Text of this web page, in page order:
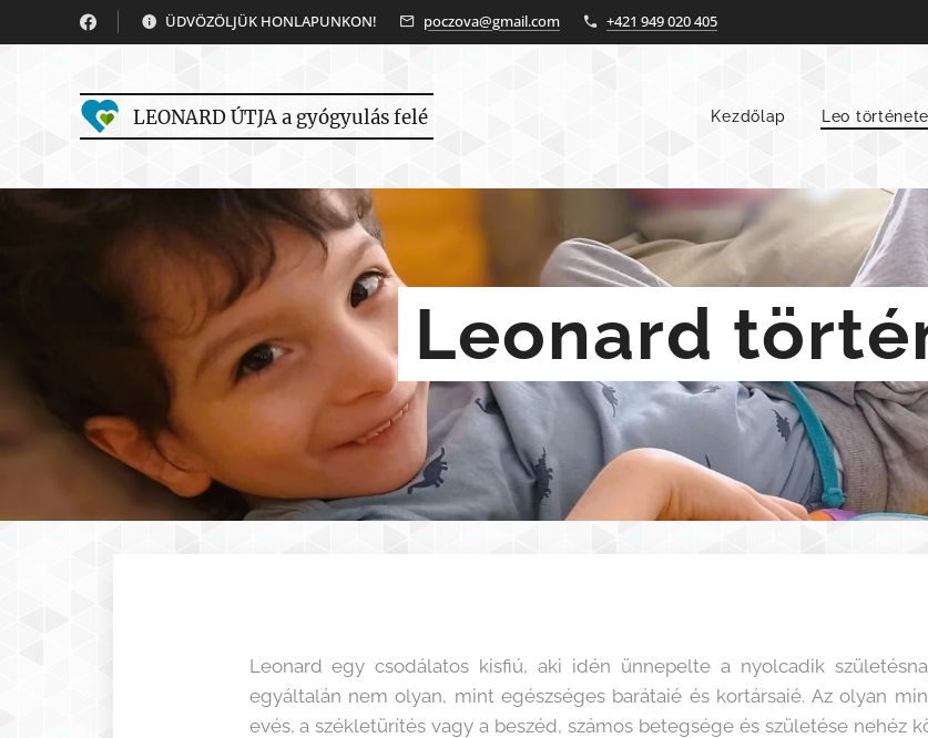
ÜDVÖZÖLJÜK HONLAPUNKON! poczova@gmail.com +421 949 020 405
LEONARD ÚTJA a gyógyulás felé Kezdőlap Leo története
Leonard
Leonard egy csodálatos kisfiú, aki idén ünnepelte a nyolcadik
egyáltalán nem olyan, mint egészséges barátaié és kortársaié. Az olyan
evés, a székletürítés vagy a beszéd, számos betegsége és születése nehéz